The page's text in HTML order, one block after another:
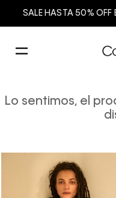
SALE HASTA 50% OFF
Lo sentimos, el